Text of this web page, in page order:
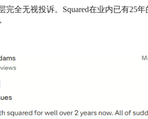
全无视投诉。Squared在业内已有25